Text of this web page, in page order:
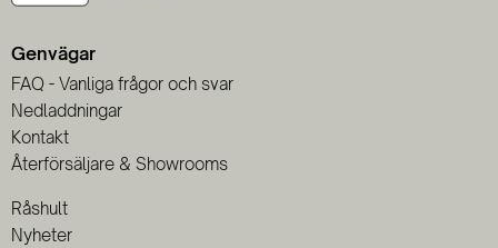
Genvägar
FAQ - Vanliga frågor och svar
Nedladdningar
Kontakt
Återförsäljare & Showrooms
Råshult
Nyheter